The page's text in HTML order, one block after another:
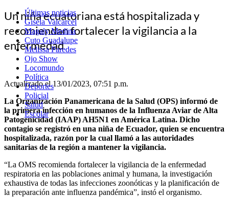
Últimas noticias
Gisela Valcarcel
Magaly Medina
Cuto Guadalupe
Melissa Paredes
Ojo Show
Locomundo
Política
Deportes
Policial
Salud
Escolar
Un niña ecuatoriana está hospitalizada y
recomiendan fortalecer la vigilancia a la
enfermedad
Actualizado el 13/01/2023, 07:51 p.m.
La Organización Panamericana de la Salud (OPS) informó de
la primera infección en humanos de la Influenza Aviar de Alta
Patogenicidad (IAAP) AH5N1 en América Latina. Dicho
contagio se registró en una niña de Ecuador, quien se encuentra
hospitalizada, razón por la cual llamó a las autoridades
sanitarias de la región a mantener la vigilancia.
“La OMS recomienda fortalecer la vigilancia de la enfermedad
respiratoria en las poblaciones animal y humana, la investigación
exhaustiva de todas las infecciones zoonóticas y la planificación de
la preparación ante influenza pandémica”, instó el organismo.